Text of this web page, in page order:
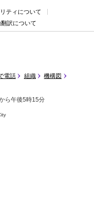
ティについて
翻訳について
電話 組織
機構図
ら午後5時15分